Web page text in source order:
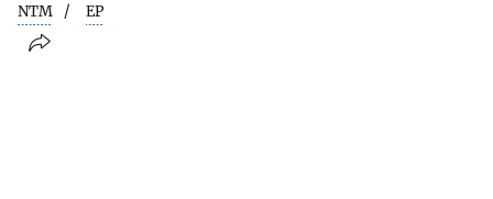
NTM EP